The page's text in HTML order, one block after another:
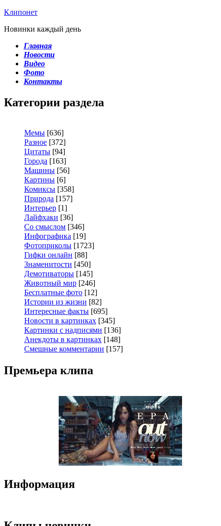
Клипонет
Новинки каждый день
Главная
Новости
Видео
Фото
Контакты
Категории раздела
Мемы [636]
Разное [372]
Цитаты [94]
Города [163]
Машины [56]
Картины [6]
Комиксы [358]
Природа [157]
Интерьер [1]
Лайфхаки [36]
Со смыслом [346]
Инфографика [19]
Фотоприколы [1723]
Гифки онлайн [88]
Знаменитости [450]
Демотиваторы [145]
Животный мир [246]
Бесплатные фото [12]
Истории из жизни [82]
Интересные факты [695]
Новости в картинках [345]
Картинки с надписями [136]
Анекдоты в картинках [148]
Смешные комментарии [157]
Премьера клипа
Информация